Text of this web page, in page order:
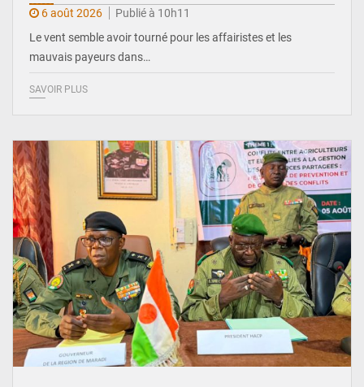
6 août 2026
Publié à 10h11
Le vent semble avoir tourné pour les affairistes et les
mauvais payeurs dans…
SAVOIR PLUS